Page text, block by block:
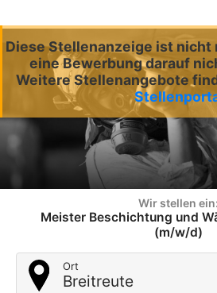
Diese Stellenanzeige ist nicht
eine Bewerbung darauf
Weitere Stellenangebote
Wir stellen ein:
Meister Beschichtung und
(m/w/d)
Ort
Breitreute